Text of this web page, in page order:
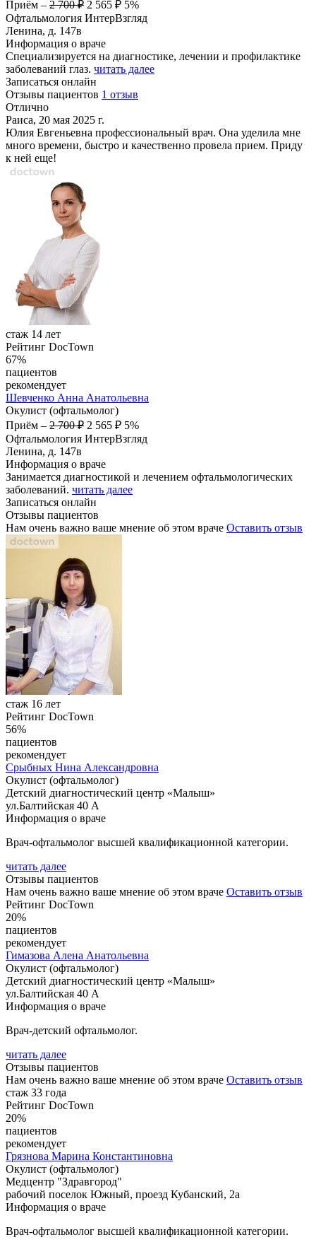
Приём – 2 700 ₽ 2 565 ₽ 5%
Офтальмология ИнтерВзгляд
Ленина, д. 147в
Информация о враче
Специализируется на диагностике, лечении и профилактике
заболеваний глаз. читать далее
Записаться онлайн
Отзывы пациентов 1 отзыв
Отлично
Раиса, 20 мая 2025 г.
Юлия Евгеньевна профессиональный врач. Она уделила мне
много времени, быстро и качественно провела прием. Приду
к ней еще!
стаж 14 лет
Рейтинг DocTown
67%
пациентов
рекомендует
Шевченко Анна Анатольевна
Окулист (офтальмолог)
Приём – 2 700 ₽ 2 565 ₽ 5%
Офтальмология ИнтерВзгляд
Ленина, д. 147в
Информация о враче
Занимается диагностикой и лечением офтальмологических
заболеваний. читать далее
Записаться онлайн
Отзывы пациентов
Нам очень важно ваше мнение об этом враче Оставить отзыв
стаж 16 лет
Рейтинг DocTown
56%
пациентов
рекомендует
Срыбных Нина Александровна
Окулист (офтальмолог)
Детский диагностический центр «Малыш»
ул.Балтийская 40 А
Информация о враче
Врач-офтальмолог высшей квалификационной категории.
читать далее
Отзывы пациентов
Нам очень важно ваше мнение об этом враче Оставить отзыв
Рейтинг DocTown
20%
пациентов
рекомендует
Гимазова Алена Анатольевна
Окулист (офтальмолог)
Детский диагностический центр «Малыш»
ул.Балтийская 40 А
Информация о враче
Врач-детский офтальмолог.
читать далее
Отзывы пациентов
Нам очень важно ваше мнение об этом враче Оставить отзыв
стаж 33 года
Рейтинг DocTown
20%
пациентов
рекомендует
Грязнова Марина Константиновна
Окулист (офтальмолог)
Медцентр "Здравгород"
рабочий поселок Южный, проезд Кубанский, 2а
Информация о враче
Врач-офтальмолог высшей квалификационной категории.